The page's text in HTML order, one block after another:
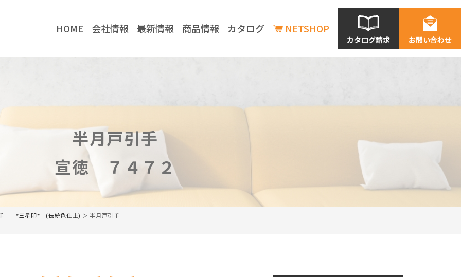
HOME 会社情報 最新情報 商品情報 カタログ NETSHOP
カタログ請求 お問い合わせ
半月戸引手
宣徳 ７４７２
川喜金物公式
川喜金物ガチ壁くん
YouTube
TikTok
手 *三星印* (伝統色仕上) ＞ 半月戸引手